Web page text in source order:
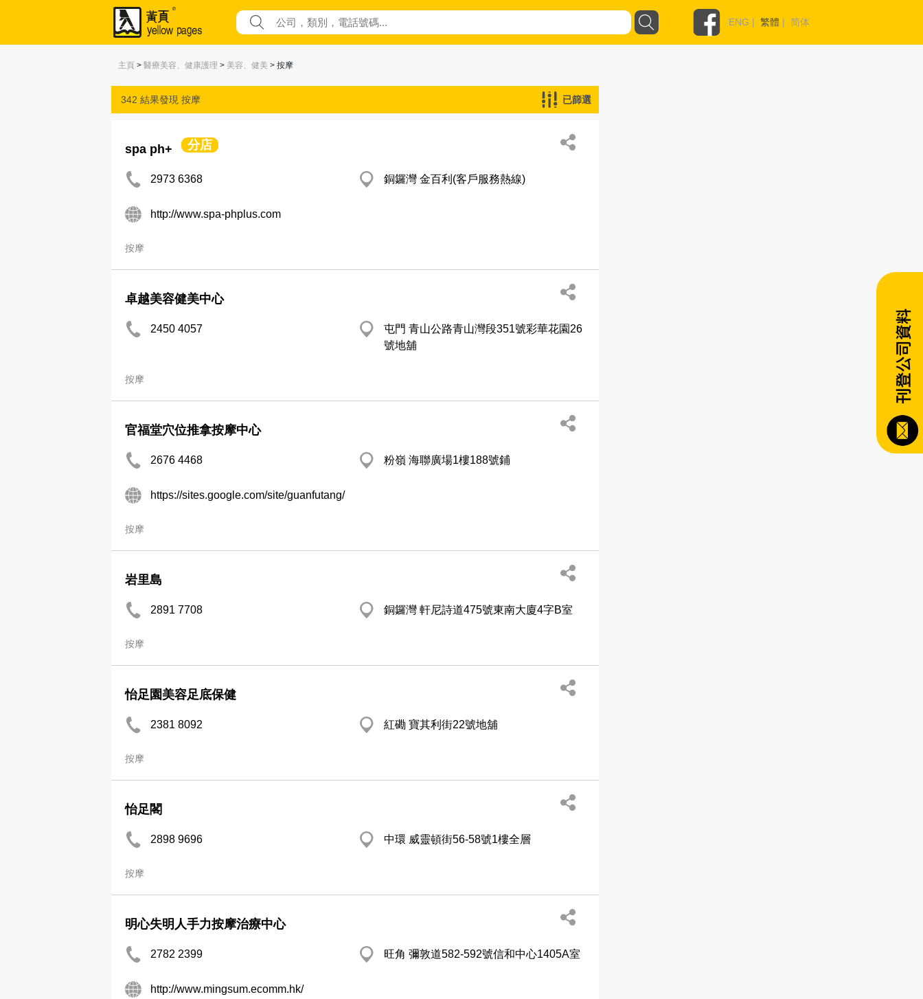
ENG | 繁體 | 简体
主頁 > 醫療美容、健康護理 > 美容、健美 > 按摩
342 結果發現 按摩 已篩選
spa ph+ 分店
2973 6368 銅鑼灣 金百利(客戶服務熱線)
http://www.spa-phplus.com
按摩
卓越美容健美中心
2450 4057
屯門 青山公路青山灣段351號彩華花園26
號地舖
按摩
官福堂穴位推拿按摩中心
2676 4468 粉嶺 海聯廣場1樓188號鋪
https://sites.google.com/site/guanfutang/
按摩
岩里島
2891 7708 銅鑼灣 軒尼詩道475號東南大廈4字B室
按摩
怡足園美容足底保健
2381 8092 紅磡 寶其利街22號地舖
按摩
怡足閣
2898 9696 中環 威靈頓街56-58號1樓全層
按摩
明心失明人手力按摩治療中心
2782 2399 旺角 彌敦道582-592號信和中心1405A室
http://www.mingsum.ecomm.hk/